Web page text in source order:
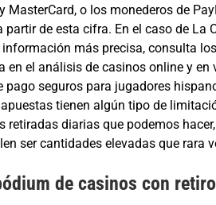
MasterCard, o los monederos de
partir de esta cifra. En el caso de La
información más precisa, consulta
en el análisis de casinos online y
pago seguros para jugadores
apuestas tienen algún tipo de
retiradas diarias que podemos
ser cantidades elevadas que rara
de casinos con